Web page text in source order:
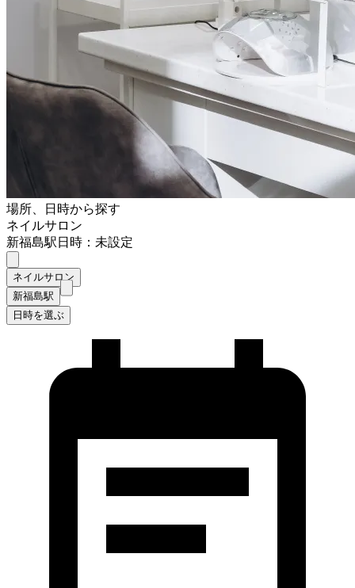
場所、日時から探す
ネイルサロン
新福島駅日時：未設定
ネイルサロン
新福島駅
日時を選ぶ